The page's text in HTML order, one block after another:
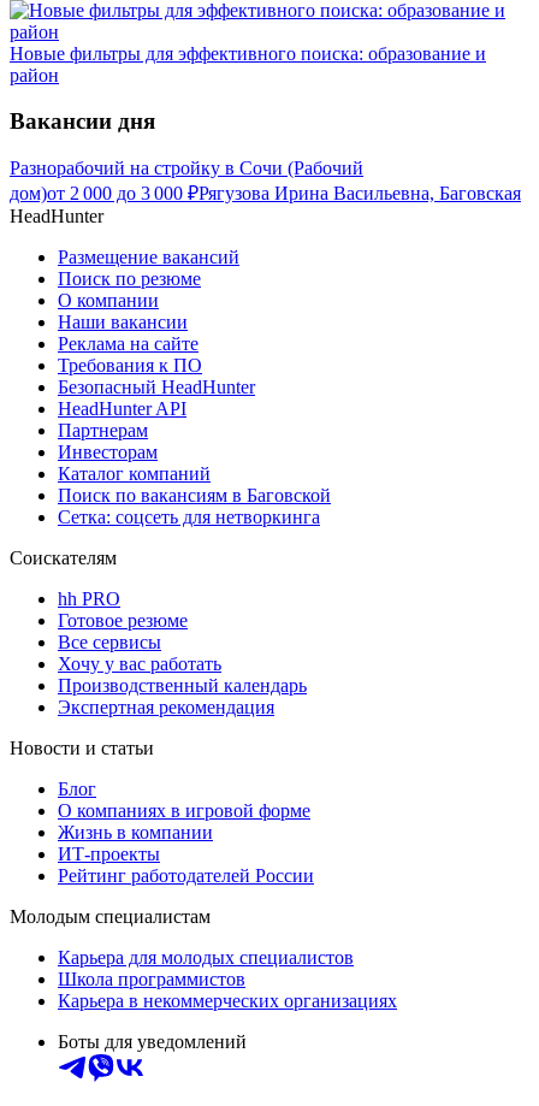
Новые фильтры для эффективного поиска: образование и
район
Вакансии дня
Разнорабочий на стройку в Сочи (Рабочий
дом)от 2 000 до 3 000 ₽Рягузова Ирина Васильевна, Баговская
HeadHunter
Размещение вакансий
Поиск по резюме
О компании
Наши вакансии
Реклама на сайте
Требования к ПО
Безопасный HeadHunter
HeadHunter API
Партнерам
Инвесторам
Каталог компаний
Поиск по вакансиям в Баговской
Сетка: соцсеть для нетворкинга
Соискателям
hh PRO
Готовое резюме
Все сервисы
Хочу у вас работать
Производственный календарь
Экспертная рекомендация
Новости и статьи
Блог
О компаниях в игровой форме
Жизнь в компании
ИТ-проекты
Рейтинг работодателей России
Молодым специалистам
Карьера для молодых специалистов
Школа программистов
Карьера в некоммерческих организациях
Боты для уведомлений